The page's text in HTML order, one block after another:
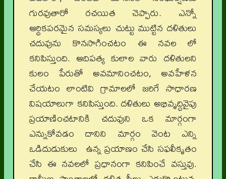
గురవుతారో రచయిత చెప్పారు. ఎన్నో
ఆర్థికపరమైన సమస్యలు చుట్టు ముట్టిన దళితులు
చదువును కొనసాగించటం ఈ నవల లో
కనిపిస్తుంది. ఆదిపత్య కులాల వారు దళితులని
కులం పేరుతో అవమానించటం, అవహేళన
చేయటం లాంటివి గ్రామాలలో జరిగే సాధారణ
విషయాలుగా కనిపిస్తుంది. దళితులు అభివృద్ధివైపు
ప్రయాణించటానికి చదువుని ఒక మార్గంగా
ఎన్నుకోవడం దానిని మార్గం వెంట ఎన్ని
ఒడిదుడుకులు ఉన్న ప్రయాణం చేసి సఫలీకృతం
చేసి ఈ నవలలో ప్రధానంగా కనిపించే వస్తువు.